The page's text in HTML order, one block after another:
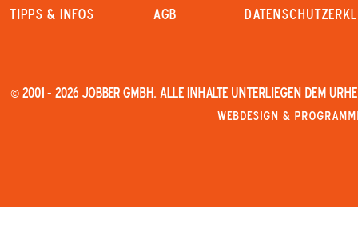
Tipps & Infos
AGB
© 2001 - 2026 JOBBER GmbH. Alle Inhalte unterliegen dem
Webdesign &